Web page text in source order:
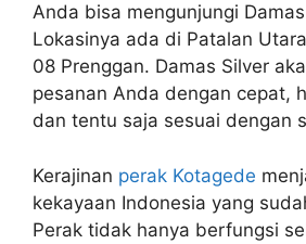
Anda bisa mengunjungi
Lokasinya ada di Patalan
08 Prenggan. Damas Silver
pesanan Anda dengan cepat,
dan tentu saja sesuai dengan
Kerajinan perak Kotagede
kekayaan Indonesia yang
Perak tidak hanya berfungsi